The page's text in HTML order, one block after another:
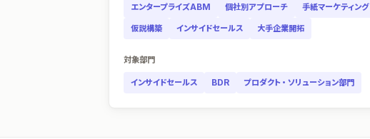
エンタープライズABM 個社別アプローチ 手紙マーケティング
仮説構築
インサイドセールス 大手企業開拓
対象部門
インサイドセールス BDR プロダクト・ソリューション部門